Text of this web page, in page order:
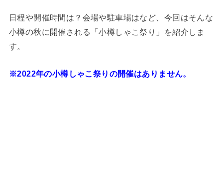
日程や開催時間は？会場や駐車場はなど、今回はそんな
小樽の秋に開催される「小樽しゃこ祭り」を紹介しま
す。
※2022年の小樽しゃこ祭りの開催はありません。